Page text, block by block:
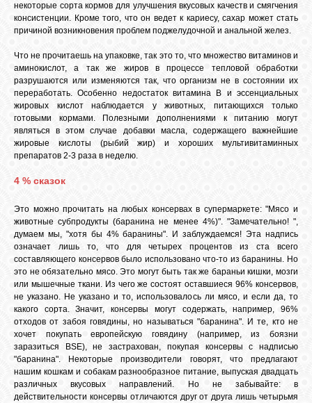
некоторые сорта кормов для улучшения вкусовых качеств и смягчения
консистенции. Кроме того, что он ведет к кариесу, сахар может стать
причиной возникновения проблем поджелудочной и анальной желез.
Что не прочитаешь на упаковке, так это то, что множество витаминов и
аминокислот, а так же жиров в процессе тепловой обработки
разрушаются или изменяются так, что организм не в состоянии их
переработать. Особенно недостаток витамина В и эссенциальных
жировых кислот наблюдается у животных, питающихся только
готовыми кормами. Полезными дополнениями к питанию могут
являться в этом случае добавки масла, содержащего важнейшие
жировые кислоты (рыбий жир) и хороших мультивитаминных
препаратов 2-3 раза в неделю.
4 % сказок
Это можно прочитать на любых консервах в супермаркете: "Мясо и
животные субпродукты (баранина не менее 4%)". "Замечательно! ",
думаем мы, "хотя бы 4% баранины". И заблуждаемся! Эта надпись
означает лишь то, что для четырех процентов из ста всего
составляющего консервов было использовано что-то из баранины. Но
это не обязательно мясо. Это могут быть так же бараньи кишки, мозги
или мышечные ткани. Из чего же состоят оставшиеся 96% консервов,
не указано. Не указано и то, использовалось ли мясо, и если да, то
какого сорта. Значит, консервы могут содержать, например, 96%
отходов от забоя говядины, но называться "баранина". И те, кто не
хочет покупать европейскую говядину (например, из боязни
заразиться BSE), не застрахован, покупая консервы с надписью
"баранина". Некоторые производители говорят, что предлагают
нашим кошкам и собакам разнообразное питание, выпуская двадцать
различных вкусовых направлений. Но не забывайте: в
действительности консервы отличаются друг от друга лишь четырьмя